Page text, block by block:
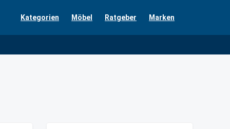
Kategorien Möbel Ratgeber Marken